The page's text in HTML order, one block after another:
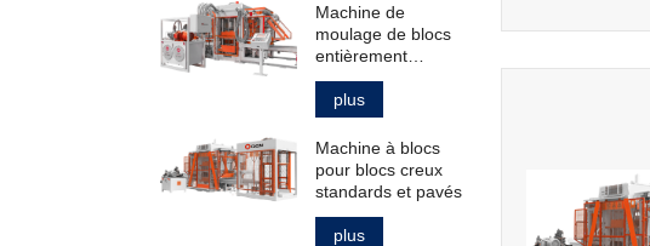
Machine de
moulage de blocs
entièrement
automatique pour
pavés creux
standard
plus
Machine à blocs
pour blocs creux
standards et pavés
plus